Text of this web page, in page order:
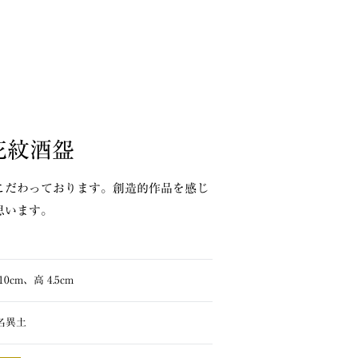
紋酒盌
わっております。創造的作品を感じ
ます。
、高 4.5cm
異土